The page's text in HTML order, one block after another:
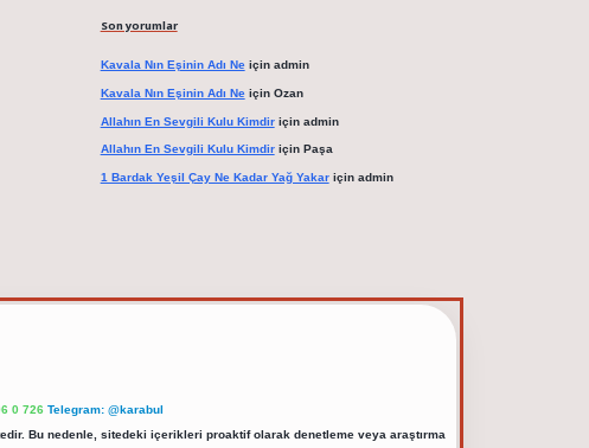
Son yorumlar
Kavala Nın Eşinin Adı Neiçin admin
Kavala Nın Eşinin Adı Neiçin Ozan
Allahın En Sevgili Kulu Kimdiriçin admin
Allahın En Sevgili Kulu Kimdiriçin Paşa
1 Bardak Yeşil Çay Ne Kadar Yağ Yakariçin admin
0 726 Telegram: @karabul
Bu nedenle, sitedeki içerikleri proaktif olarak denetleme veya araştırma